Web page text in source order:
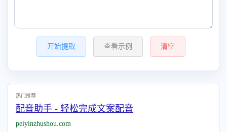
开始提取 查看示例 清空
热门推荐
配音助手 - 轻松完成文案配音
peiyinzhushou.com